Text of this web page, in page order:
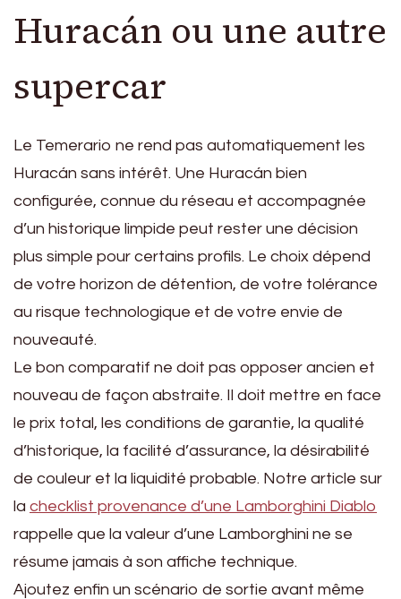
Huracán ou une autre
supercar
Le Temerario ne rend pas automatiquement les
Huracán sans intérêt. Une Huracán bien
configurée, connue du réseau et accompagnée
d’un historique limpide peut rester une décision
plus simple pour certains profils. Le choix dépend
de votre horizon de détention, de votre tolérance
au risque technologique et de votre envie de
nouveauté.
Le bon comparatif ne doit pas opposer ancien et
nouveau de façon abstraite. Il doit mettre en face
le prix total, les conditions de garantie, la qualité
d’historique, la facilité d’assurance, la désirabilité
de couleur et la liquidité probable. Notre article sur
la checklist provenance d’une Lamborghini Diablo
rappelle que la valeur d’une Lamborghini ne se
résume jamais à son affiche technique.
Ajoutez enfin un scénario de sortie avant même